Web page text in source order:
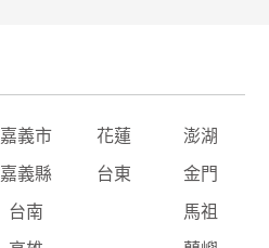
嘉義市 花蓮 澎湖
嘉義縣 台東 金門
台南 馬祖